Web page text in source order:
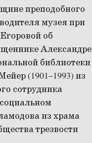
преподобного
музея при
об
Александре
библиотеки
(1901–1993) из
сотрудника
из храма
трезвости